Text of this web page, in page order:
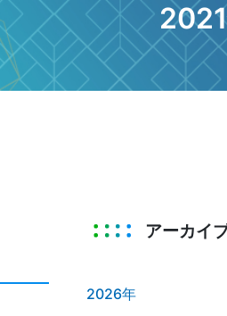
アーカイ
2026年